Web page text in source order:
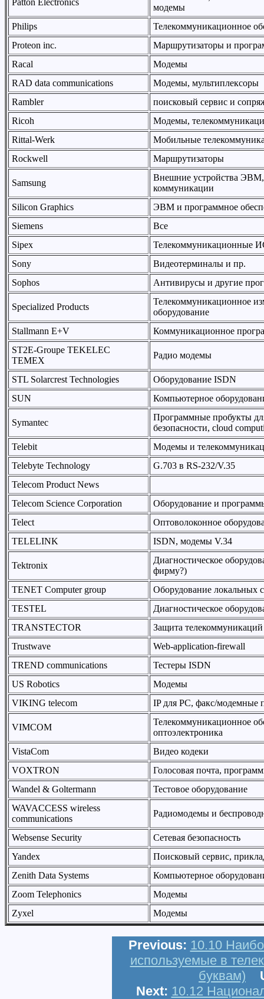
Patton Electronics
модемы
Philips
Телекоммуникационное
Proteon inc.
Маршрутизаторы и
Racal
Модемы
RAD data communications
Модемы, мультиплексоры
Rambler
поисковый сервис и
Ricoh
Модемы,
Rittal-Werk
Мобильные
Rockwell
Маршрутизаторы
Samsung
Внешние устройства
коммуникации
Silicon Graphics
ЭВМ и программное
Siemens
Все
Sipex
Телекоммуникационные
Sony
Видеотерминалы и пр.
Sophos
Антивирусы и другие
Specialized Products
Телекоммуникационное
оборудование
Stallmann E+V
Коммуникационное
ST2E-Groupe TEKELEC
TEMEX
Радио модемы
STL Solarcrest Technologies
Оборудование ISDN
SUN
Компьютерное
Symantec
Программные пробукты
безопасности, cloud
Telebit
Модемы и
Telebyte Technology
G.703 в RS-232/V.35
Telecom Product News
Telecom Science Corporation
Оборудование и
Telect
Оптоволоконное
TELELINK
ISDN, модемы V.34
Tektronix
Диагностическое
фирму?)
TENET Computer group
Оборудование локальных
TESTEL
Диагностическое
TRANSTECTOR
Защита телекоммуникаций
Trustwave
Web-application-firewall
TREND communications
Тестеры ISDN
US Robotics
Модемы
VIKING telecom
IP для PC, факс/модемные
VIMCOM
Телекоммуникационное
оптоэлектроника
VistaCom
Видео кодеки
VOXTRON
Голосовая почта,
Wandel & Goltermann
Тестовое оборудование
WAVACCESS wireless
communications
Радиомодемы и
Websense Security
Сетевая безопасность
Yandex
Поисковый сервис,
Zenith Data Systems
Компьютерное
Zoom Telephonics
Модемы
Zyxel
Модемы
Previous: 10.10
используемые в
буквам)
Next: 10.12